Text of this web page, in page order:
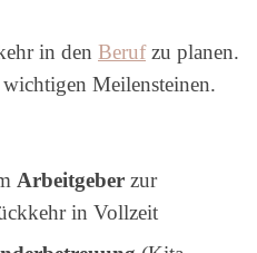
in den Berufzu planen.
Meilensteinen.
Arbeitgeber zur
in Vollzeit